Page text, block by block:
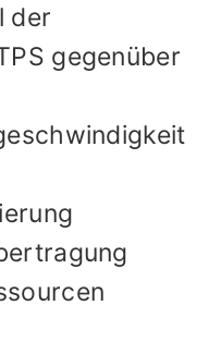
der
gegenüber